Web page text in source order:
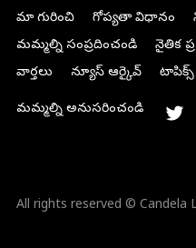
మా గురించి గోప్యతా విధానం
మమ్మల్ని సంప్రదించండి
నైతిక
వార్తలు
న్యూస్ ఆర్కైవ్ టాపిక్స్
మమ్మల్ని అనుసరించండి
All rights reserved © Candela